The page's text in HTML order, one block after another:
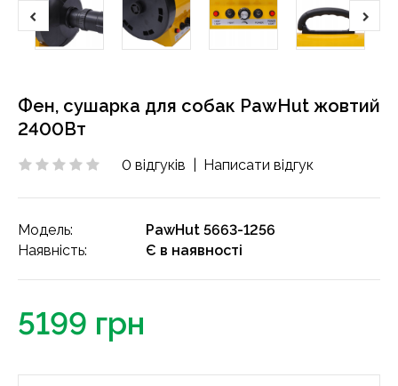
Фен, сушарка для собак PawHut жовтий
2400Вт
0 відгуків Написати відгук
Модель:
PawHut 5663-1256
Наявність:
Є в наявності
5199 грн